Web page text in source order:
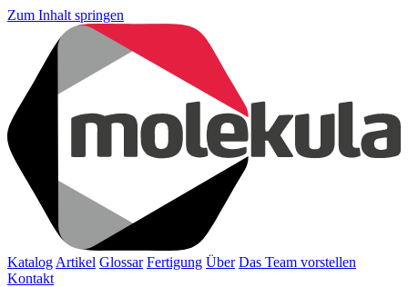
Zum Inhalt springen
Katalog Artikel Glossar Fertigung Über Das Team vorstellen
Kontakt